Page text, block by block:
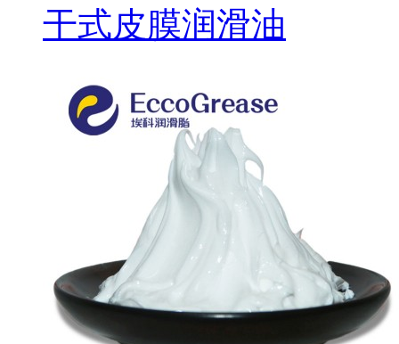
干式皮膜润滑油